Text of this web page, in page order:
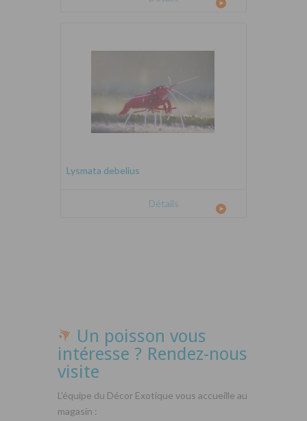
Lysmata debelius
Détails
Un poisson vous
intéresse ? Rendez-nous
visite
L’équipe du Décor Exotique vous accueille au
magasin :